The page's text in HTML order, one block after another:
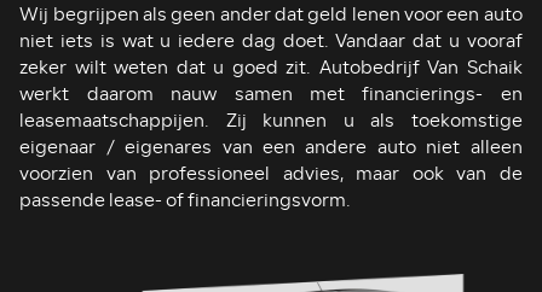
Wij begrijpen als geen ander dat geld lenen voor een auto
niet iets is wat u iedere dag doet. Vandaar dat u vooraf
zeker wilt weten dat u goed zit. Autobedrijf Van Schaik
werkt daarom nauw samen met financierings- en
leasemaatschappijen. Zij kunnen u als toekomstige
eigenaar / eigenares van een andere auto niet alleen
voorzien van professioneel advies, maar ook van de
passende lease- of financieringsvorm.